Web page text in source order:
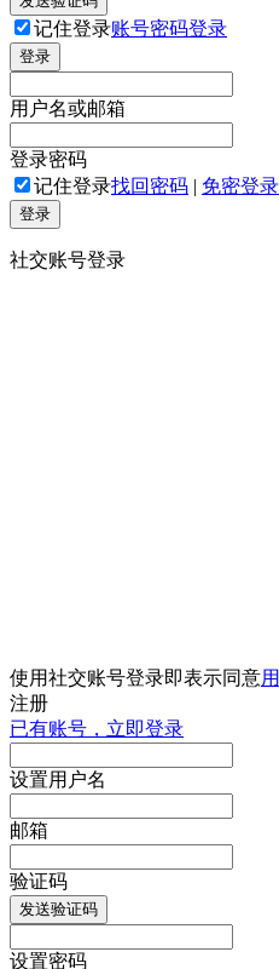
记住登录账号密码登录
登录
用户名或邮箱
登录密码
记住登录找回密码 | 免密登录
登录
社交账号登录
使用社交账号登录即表示同意
注册
已有账号，立即登录
设置用户名
邮箱
验证码
发送验证码
设置密码